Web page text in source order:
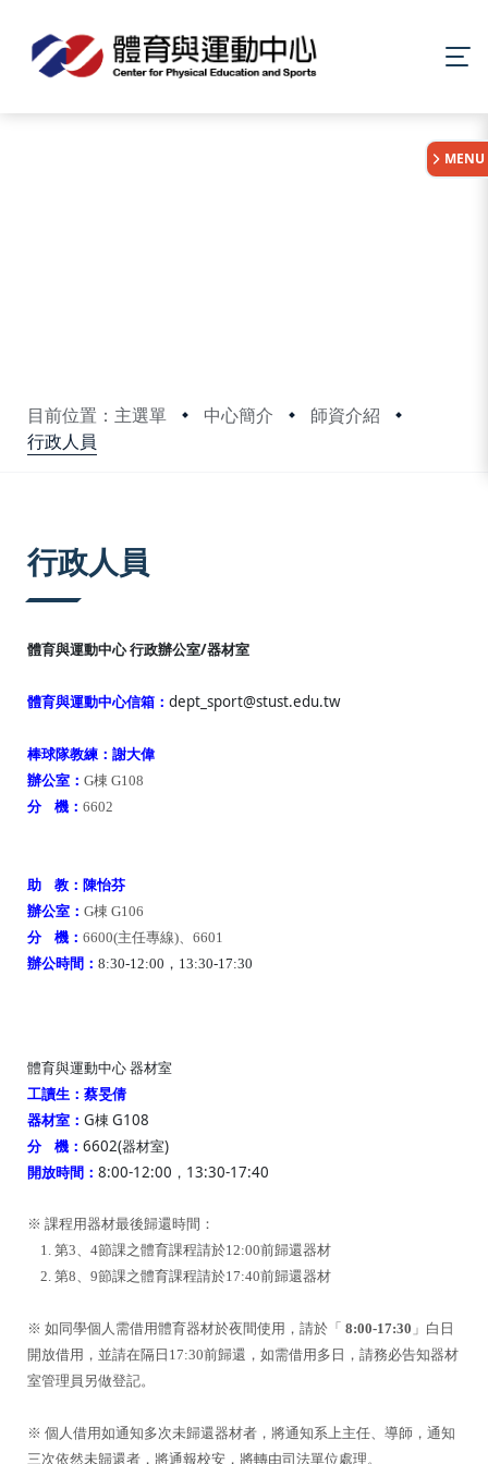
目前位置：主選單 中心簡介
師資介紹
行政人員
MENU
行政人員
體育與運動中心 行政辦公室/器材室
體育與運動中心信箱： dept_sport@stust.edu.tw
棒球隊教練：謝大偉
辦公室： G棟 G108
分 機： 6602
助 教：陳怡芬
辦公室： G棟 G106
分 機： 6600(主任專線)、6601
辦公時間： 8:30-12:00，13:30-17:30
體育與運動中心 器材室
工讀生：蔡旻倩
器材室： G棟 G108
分 機： 6602(器材室)
開放時間： 8:00-12:00，13:30-17:40
※ 課程用器材最後歸還時間：
1. 第3、4節課之體育課程請於12:00前歸還器材
2. 第8、9節課之體育課程請於17:40前歸還器材
※ 如同學個人需借用體育器材於夜間使用，請於「 8:00-17:30 」白日
開放借用，並請在隔日17:30前歸還，如需借用多日，請務必告知器材
室管理員另做登記。
※ 個人借用如通知多次未歸還器材者，將通知系上主任、導師，通知
三次依然未歸還者，將通報校安，將轉由司法單位處理。